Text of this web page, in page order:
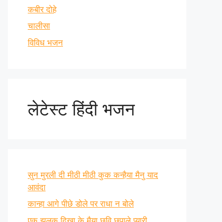
कबीर दोहे
चालीसा
विविध भजन
लेटेस्ट हिंदी भजन
सुन मुरली दी मीठी मीठी कुक कन्हैया मैनु याद
आवंदा
कान्हा आगे पीछे डोले पर राधा न बोले